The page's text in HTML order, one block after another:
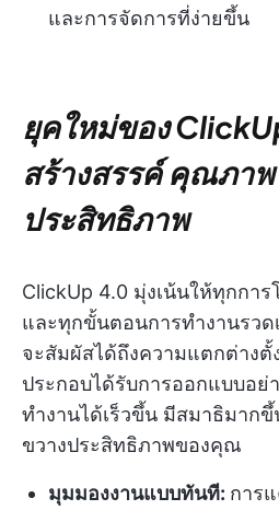
และการจัดการที่ง่ายขึ้น
ยุคใหม่ของ
สร้างสรรค์ คุณภาพ
ประสิทธิภาพ
ClickUp 4.0 มุ่งเน้นให้ทุกกา
และทุกขั้นตอนการทำงานรว
จะสัมผัสได้ถึงความแตกต่างตั้
ประกอบได้รับการออกแบบอ
ทำงานได้เร็วขึ้น มีสมาธิมาก
ขวางประสิทธิภาพของคุณ
มุมมองงานแบบทันที: การ